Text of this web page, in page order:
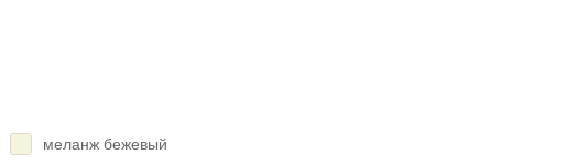
меланж бежевый